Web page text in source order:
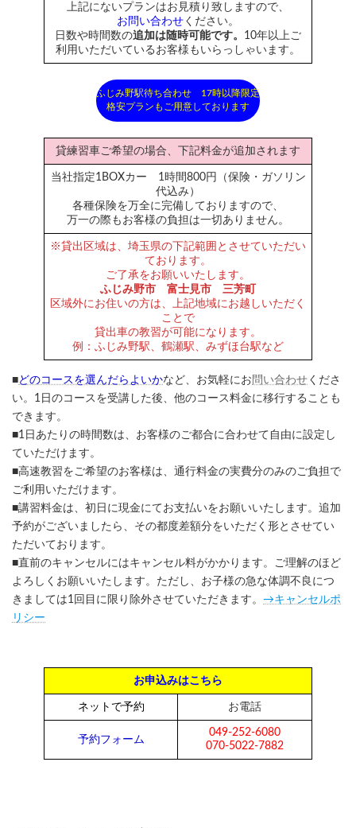
上記にないプランはお見積り致しますので、
お問い合わせ ください。
日数や時間数の追加は随時可能です。 10年以上ご
利用いただいているお客様もいらっしゃいます。
ふじみ野駅待ち合わせ 17時以降限定
格安プランもご用意しております
貸練習車ご希望の場合、下記料金が追加されます
当社指定1BOXカー 1時間800円（保険・ガソリン
代込み）
各種保険を万全に完備しておりますので、
万一の際もお客様の負担は一切ありません。
※貸出区域は、埼玉県の下記範囲とさせていただい
ております。
ご了承をお願いいたします。
ふじみ野市 富士見市 三芳町
区域外にお住いの方は、上記地域にお越しいただく
ことで
貸出車の教習が可能になります。
例：ふじみ野駅、鶴瀬駅、みずほ台駅など
■どのコースを選んだらよいかなど、お気軽にお 問い合わせ くださ
い。1日のコースを受講した後、他のコース料金に移行することも
できます。
■1日あたりの時間数は、お客様のご都合に合わせて自由に設定し
ていただけます。
■高速教習をご希望のお客様は、通行料金の実費分のみのご負担で
ご利用いただけます。
■講習料金は、初日に現金にてお支払いをお願いいたします。追加
予約がございましたら、その都度差額分をいただく形とさせてい
ただいております。
■直前のキャンセルにはキャンセル料がかかります。ご理解のほど
よろしくお願いいたします。ただし、お子様の急な体調不良につ
きましては1回目に限り除外させていただきます。 →キャンセルポ
リシー
お申込みはこちら
ネットで予約 お電話
予約フォーム
049-252-6080
070-5022-7882